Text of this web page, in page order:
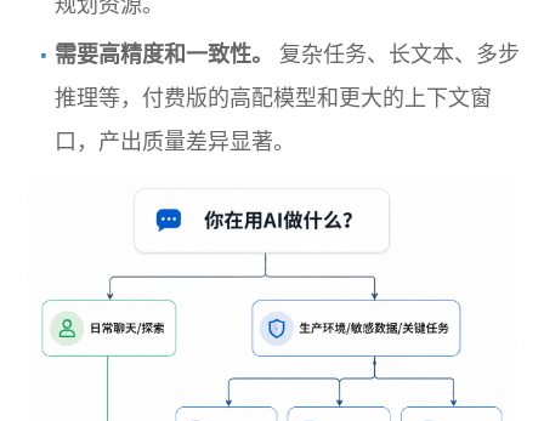
规划资源。
需要高精度和一致性。
复杂任务、长文本、多步
推理等，付费版的高配模型和更大的上下文窗
口，产出质量差异显著。